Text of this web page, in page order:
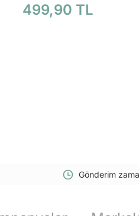
499,90 TL
Gönderim